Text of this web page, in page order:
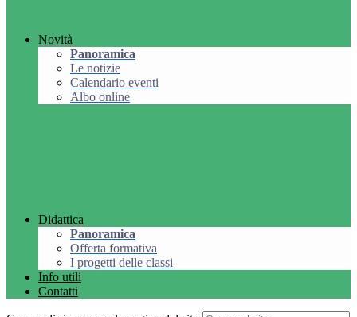
Novità
Panoramica
Le notizie
Calendario eventi
Albo online
Didattica
Panoramica
Offerta formativa
I progetti delle classi
Info utili
Contatti